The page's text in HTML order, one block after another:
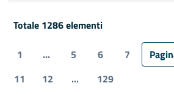
Totale 1286 elementi
1
... 5 6 7
11
12 ... 129